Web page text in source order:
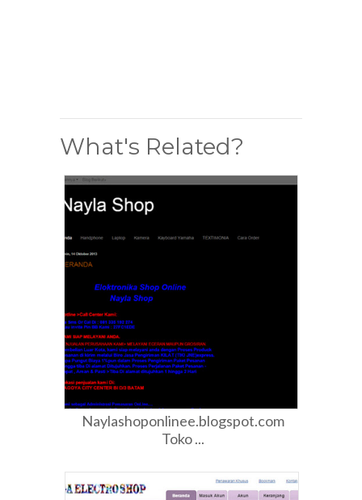
What's Related?
Naylashoponlinee.blogspot.com
Toko ...